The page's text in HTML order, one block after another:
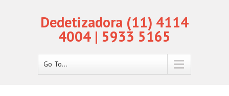
Dedetizadora (11) 4114
4004 | 5933 5165
Go To...